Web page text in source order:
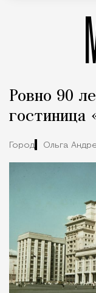
Ровно 90
гостиница
Город Ольга